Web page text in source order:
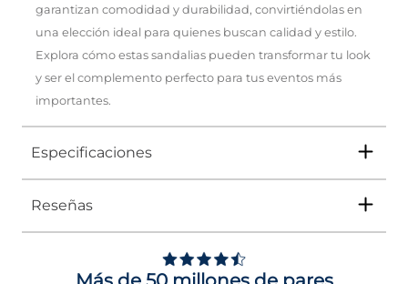
garantizan comodidad y durabilidad, convirtiéndolas en
una elección ideal para quienes buscan calidad y estilo.
Explora cómo estas sandalias pueden transformar tu look
y ser el complemento perfecto para tus eventos más
importantes.
Especificaciones
Tipo
Género Mujer
Reseñas